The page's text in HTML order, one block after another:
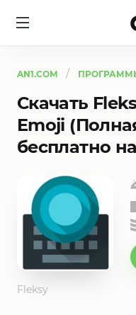
AN1.COM
Скачать
Emoji
бесплатно
Fleksy